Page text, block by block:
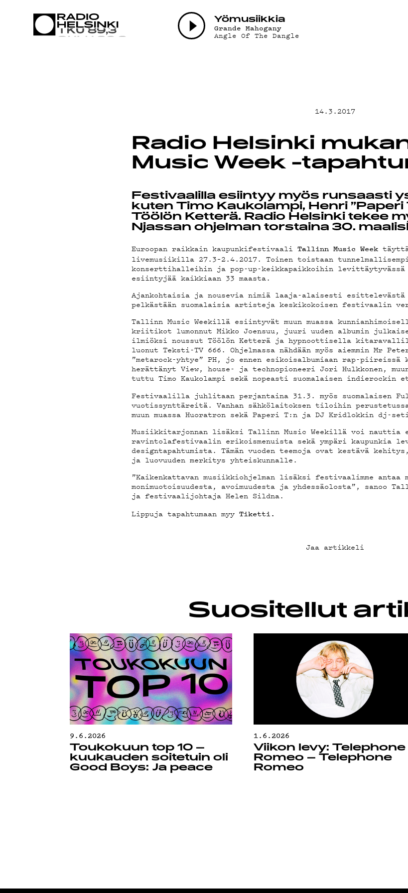
Yö­mu­siik­kia
Grande Mahogany
Angle Of The Dangle
TEKIJÄT
ON-DEMAND
PODCAST
MAINOSTA
G LIVELAB
YSTÄVÄKLUBI
TIETOSUOJA
14.3.2017
Radio Helsinki
Music Week -
Festivaalilla esiintyy myös runsaasti
kuten Timo Kaukolampi, Henri ”Paperi
Töölön Ketterä. Radio Helsinki tekee
Njassan ohjelman torstaina 30.
Euroopan raikkain kaupunkifestivaaliTallinn Music Week
livemusiikilla 27.3–2.4.2017. Toinen toistaan
konserttihalleihin ja pop-up-keikkapaikkoihin
esiintyjää kaikkiaan 33 maasta.
Ajankohtaisia ja nousevia nimiä laaja-alaisesti
pelkästään suomalaisia artisteja keskikokoisen festivaalin
Tallinn Music Weekillä esiintyvät muun muassa
kriitikot lumonnut Mikko Joensuu, juuri uuden albumin
ilmiöksi noussut Töölön Ketterä ja hypnoottisella
luonut Teksti-TV 666. Ohjelmassa nähdään myös aiemmin Mr
”metarock-yhtye” PH, jo ennen esikoisalbumiaan rap-piireissä
herättänyt View, house- ja technopioneeri Jori Hulkkonen,
tuttu Timo Kaukolampi sekä nopeasti suomalaisen
Festivaalilla juhlitaan perjantaina 31.3. myös suomalaisen
vuotissynttäreitä. Vanhan sähkölaitoksen tiloihin
muun muassa Huoratron sekä Paperi T:n ja DJ Kridlokkin dj-
Musiikkitarjonnan lisäksi Tallinn Music Weekillä voi nauttia
ravintolafestivaalin erikoismenuista sekä ympäri kaupunkia
designtapahtumista. Tämän vuoden teemoja ovat kestävä
ja luovuuden merkitys yhteiskunnalle.
”Kaikenkattavan musiikkiohjelman lisäksi festivaalimme antaa
monimuotoisuudesta, avoimuudesta ja yhdessäolosta”, sanoo
ja festivaalijohtaja Helen Sildna.
Lippuja tapahtumaan myyTiketti.
Jaa artikkeli
Suositellut
9.6.2026
Toukokuun top 10 –
kuukauden soitetuin oli
Good Boys: Ja peace
1.6.2026
Viikon levy: Telephone
Romeo – Telephone
Romeo